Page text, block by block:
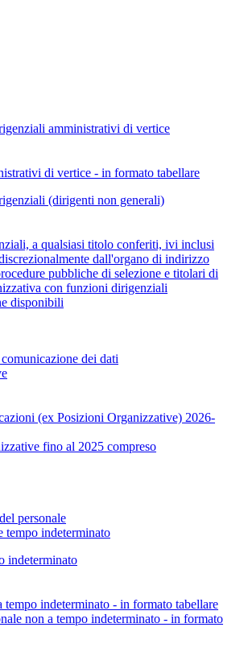
amministrativi di vertice
di vertice - in formato tabellare
(dirigenti non generali)
a qualsiasi titolo conferiti, ivi inclusi
dall'organo di indirizzo
pubbliche di selezione e titolari di
con funzioni dirigenziali
disponibili
dei dati
(ex Posizioni Organizzative) 2026-
fino al 2025 compreso
personale
tempo indeterminato
indeterminato
tempo indeterminato - in formato tabellare
non a tempo indeterminato - in formato